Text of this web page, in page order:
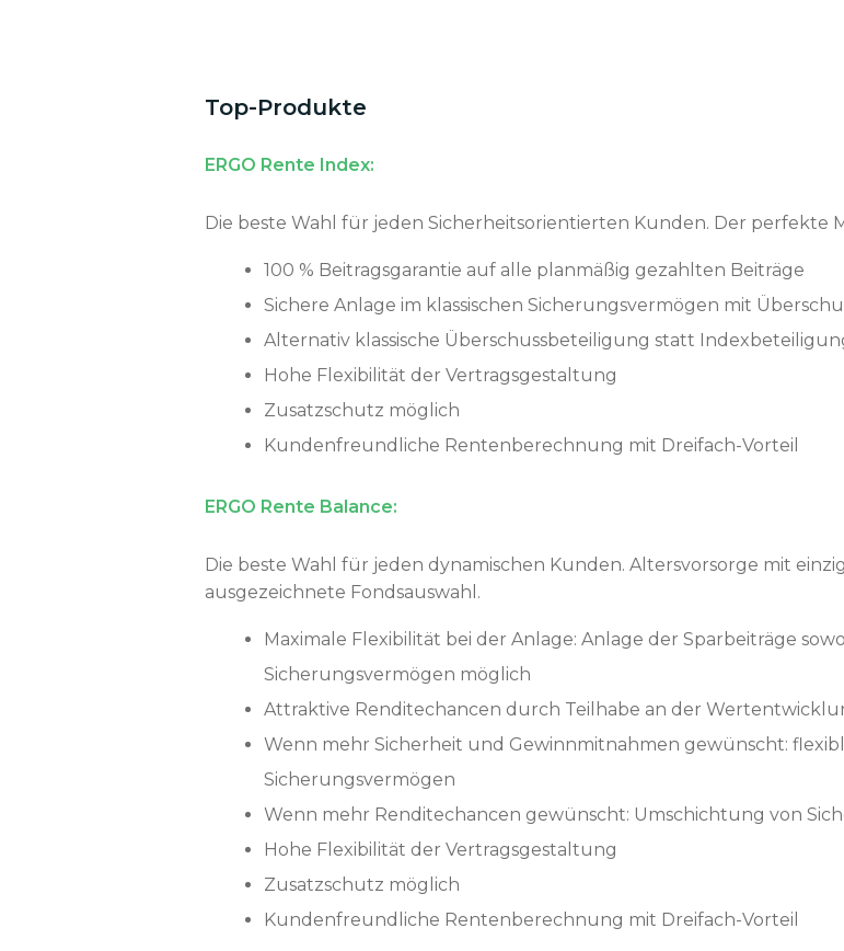
Top-Produkte
ERGO Rente Index:
Die beste Wahl für jeden Sicherheitsorientierten Kunden. Der perfekte
100 % Beitragsgarantie auf alle planmäßig gezahlten Beiträge
Sichere Anlage im klassischen Sicherungsvermögen mit
Alternativ klassische Überschussbeteiligung statt
Hohe Flexibilität der Vertragsgestaltung
Zusatzschutz möglich
Kundenfreundliche Rentenberechnung mit Dreifach-Vorteil
ERGO Rente Balance:
Die beste Wahl für jeden dynamischen Kunden. Altersvorsorge mit
ausgezeichnete Fondsauswahl.
Maximale Flexibilität bei der Anlage: Anlage der Sparbeiträge
Sicherungsvermögen möglich
Attraktive Renditechancen durch Teilhabe an der
Wenn mehr Sicherheit und Gewinnmitnahmen gewünscht:
Sicherungsvermögen
Wenn mehr Renditechancen gewünscht: Umschichtung von
Hohe Flexibilität der Vertragsgestaltung
Zusatzschutz möglich
Kundenfreundliche Rentenberechnung mit Dreifach-Vorteil